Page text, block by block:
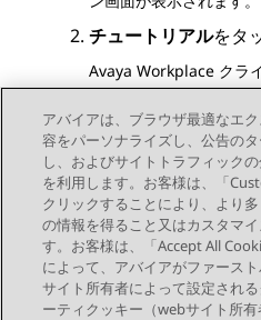
チュートリアルをタ
Avaya Workplace クラ
する詳細が含まれるチ
チュートリアルを終
ます。
Send Feedback
アバイアは、ブラウザ最適なエ
容をパーソナライズし、公告の
し、およびサイトトラフィック
を利用します。お客様は、「
クリックすることにより、より
の情報を得ること又はカスタマ
す。お客様は、「Accept All
によって、アバイアがファース
サイト所有者によって設定され
ーティクッキー（webサイト所